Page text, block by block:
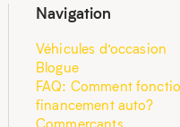
Navigation
Véhicules d’occasion
Blogue
FAQ: Comment
financement auto?
Commerçants